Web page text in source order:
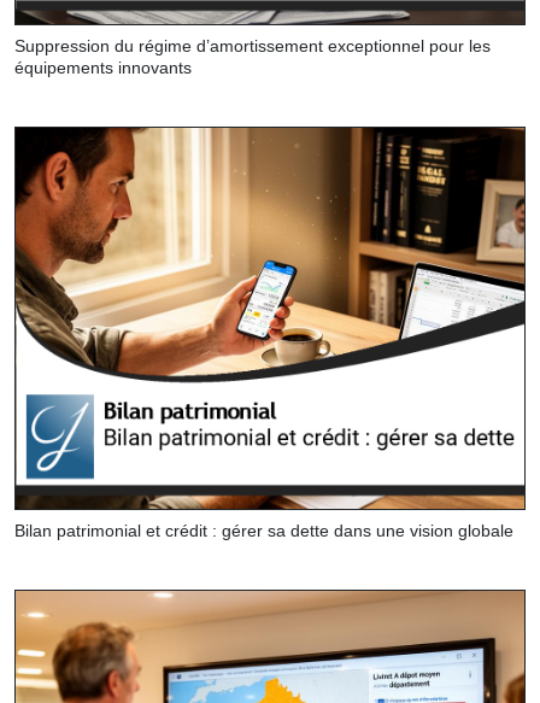
Suppression du régime d’amortissement exceptionnel pour les
équipements innovants
Bilan patrimonial et crédit : gérer sa dette dans une vision globale